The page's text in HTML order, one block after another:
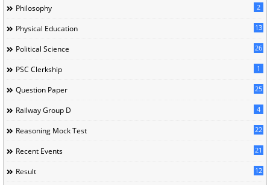
Philosophy 2
Physical Education 13
Political Science 26
PSC Clerkship 1
Question Paper 25
Railway Group D 4
Reasoning Mock Test 22
Recent Events 21
Result 12